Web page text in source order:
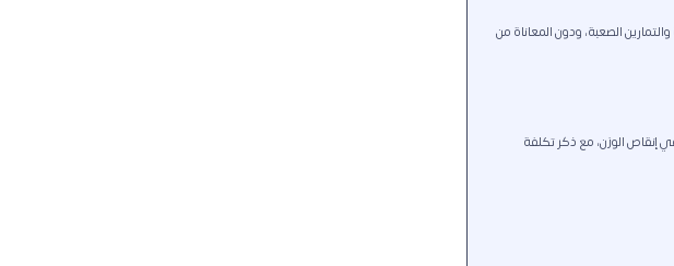
الصعبة، ودون المعاناة من
إنقاص الوزن، مع ذكر تكلفة